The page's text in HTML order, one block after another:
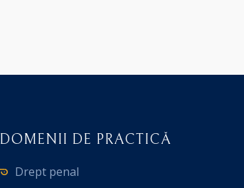
DOMENII DE PRACTICĂ
Drept penal